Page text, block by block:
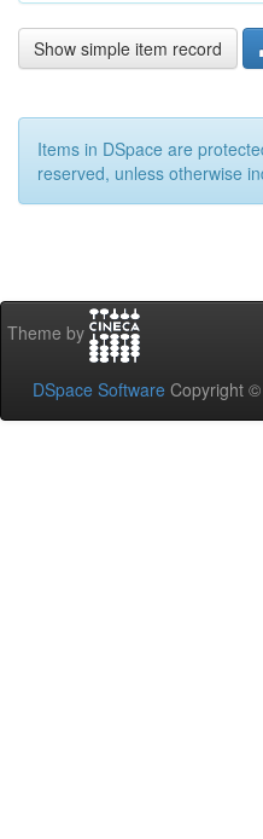
Show simple item record
Items in DSpace are
reserved, unless otherwise
Theme by
DSpace Software Copyright